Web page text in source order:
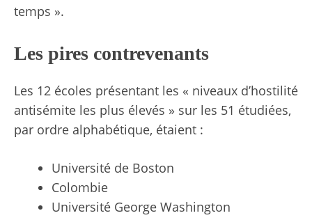
temps ».
Les pires contrevenants
Les 12 écoles présentant les « niveaux d’hostilité
antisémite les plus élevés » sur les 51 étudiées,
par ordre alphabétique, étaient :
Université de Boston
Colombie
Université George Washington